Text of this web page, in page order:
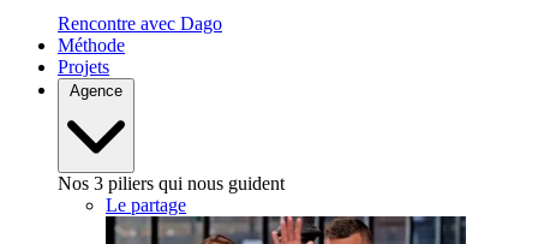
Rencontre avec Dago
Méthode
Projets
Agence
Nos 3 piliers qui nous guident
Le partage